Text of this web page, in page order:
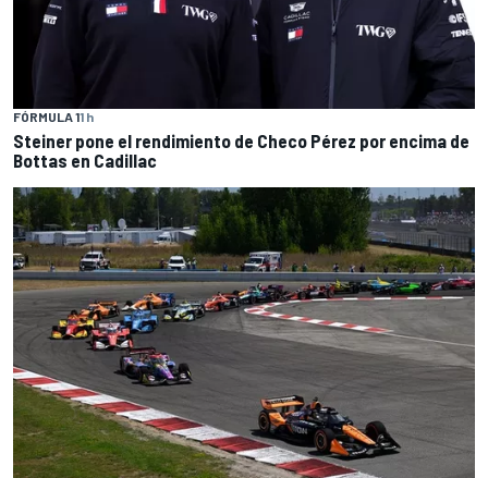
FÓRMULA 11 h
Steiner pone el rendimiento de Checo Pérez por encima de
Bottas en Cadillac